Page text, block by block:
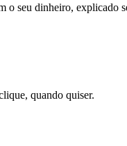
o seu dinheiro, explicado
quando quiser.